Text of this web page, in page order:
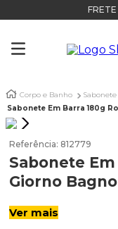
Corpo e Banho Sabonete
Sabonete Em Barra 180g
Referência: 812779
Sabonete
Giorno Bagno
Ver mais